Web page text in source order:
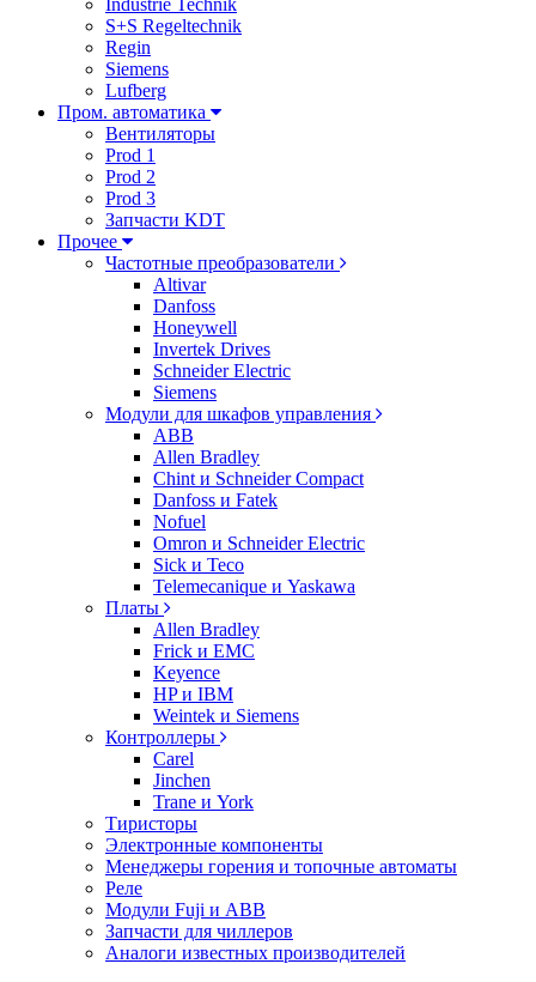
Industrie Technik
S+S Regeltechnik
Regin
Siemens
Lufberg
Пром. автоматика
Вентиляторы
Prod 1
Prod 2
Prod 3
Запчасти KDT
Прочее
Частотные преобразователи
Altivar
Danfoss
Honeywell
Invertek Drives
Schneider Electric
Siemens
Модули для шкафов управления
ABB
Allen Bradley
Chint и Schneider Compact
Danfoss и Fatek
Nofuel
Omron и Schneider Electric
Sick и Teco
Telemecanique и Yaskawa
Платы
Allen Bradley
Frick и EMC
Keyence
HP и IBM
Weintek и Siemens
Контроллеры
Carel
Jinchen
Trane и York
Тиристоры
Электронные компоненты
Менеджеры горения и топочные автоматы
Реле
Модули Fuji и ABB
Запчасти для чиллеров
Аналоги известных производителей